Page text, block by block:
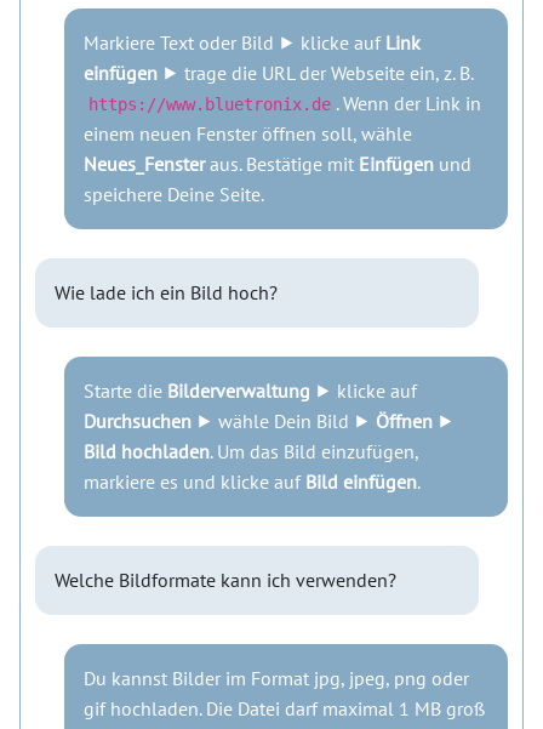
Markiere Text oder Bild ⯈ klicke auf Link
einfügen ⯈ trage die URL der Webseite ein, z. B.
https://www.bluetronix.de . Wenn der Link in
einem neuen Fenster öffnen soll, wähle
Neues_Fensteraus. Bestätige mit Einfügen und
speichere Deine Seite.
Wie lade ich ein Bild hoch?
Starte die Bilderverwaltung ⯈ klicke auf
Durchsuchen ⯈ wähle Dein Bild ⯈ Öffnen ⯈
Bild hochladen. Um das Bild einzufügen,
markiere es und klicke auf Bild einfügen.
Welche Bildformate kann ich verwenden?
Du kannst Bilder im Format jpg, jpeg, png oder
gif hochladen. Die Datei darf maximal 1 MB groß